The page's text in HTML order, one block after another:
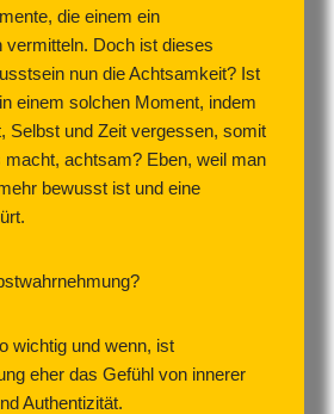
die einem ein
vermitteln. Doch ist dieses
nun die Achtsamkeit? Ist
einem solchen Moment, indem
Selbst und Zeit vergessen, somit
macht, achtsam? Eben, weil man
bewusst ist und eine
wichtig und wenn, ist
eher das Gefühl von innerer
Authentizität.